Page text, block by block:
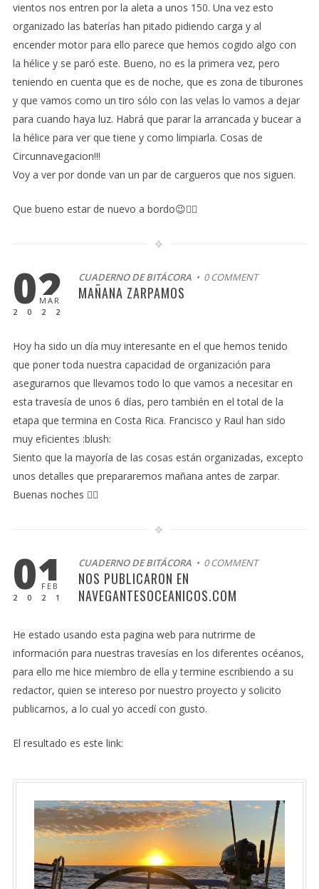
vientos nos entren por la aleta a unos 150. Una vez esto
organizado las baterías han pitado pidiendo carga y al
encender motor para ello parece que hemos cogido algo con
la hélice y se paró este. Bueno, no es la primera vez, pero
teniendo en cuenta que es de noche, que es zona de tiburones
y que vamos como un tiro sólo con las velas lo vamos a dejar
para cuando haya luz. Habrá que parar la arrancada y bucear a
la hélice para ver que tiene y como limpiarla. Cosas de
Circunnavegacion!!!
Voy a ver por donde van un par de cargueros que nos siguen.
Que bueno estar de nuevo a bordo😉🧑‍✈️
02
MAR
2022
CUADERNO DE BITÁCORA• 0 COMMENT
MAÑANA ZARPAMOS
Hoy ha sido un día muy interesante en el que hemos tenido
que poner toda nuestra capacidad de organización para
asegurarnos que llevamos todo lo que vamos a necesitar en
esta travesía de unos 6 días, pero también en el total de la
etapa que termina en Costa Rica. Francisco y Raul han sido
muy eficientes :blush:
Siento que la mayoría de las cosas están organizadas, excepto
unos detalles que prepararemos mañana antes de zarpar.
Buenas noches 🧑‍✈️
01
FEB
2021
CUADERNO DE BITÁCORA• 0 COMMENT
NOS PUBLICARON EN
NAVEGANTESOCEANICOS.COM
He estado usando esta pagina web para nutrirme de
información para nuestras travesías en los diferentes océanos,
para ello me hice miembro de ella y termine escribiendo a su
redactor, quien se intereso por nuestro proyecto y solicito
publicarnos, a lo cual yo accedí con gusto.
El resultado es este link: